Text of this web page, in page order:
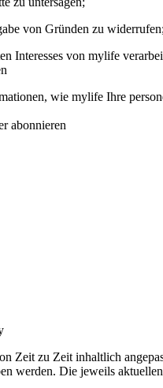
von Gründen zu widerrufen;
Interesses von mylife
wie mylife Ihre
abonnieren
Zeit zu Zeit inhaltlich
werden. Die jeweils